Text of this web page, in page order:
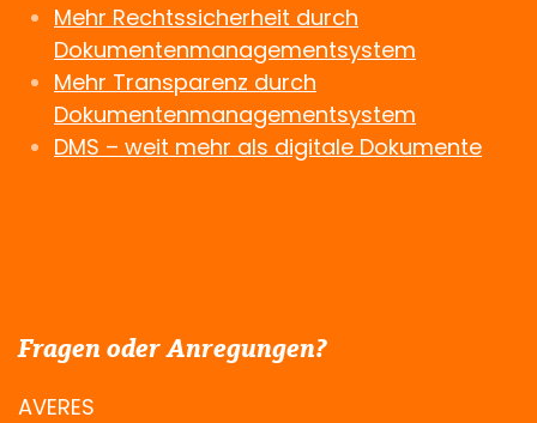
Mehr Rechtssicherheit durch
Dokumentenmanagementsystem
Mehr Transparenz durch
Dokumentenmanagementsystem
DMS – weit mehr als digitale Dokumente
Fragen oder Anregungen?
AVERES